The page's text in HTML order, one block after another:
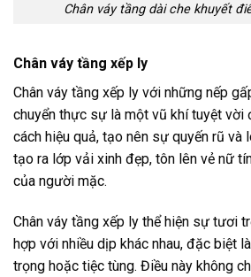
Chân váy tầng dài che khuyết
Chân váy tầng xếp ly
Chân váy tầng xếp ly với những nếp
chuyển thực sự là một vũ khí tuyệt vời
cách hiệu quả, tạo nên sự quyến rũ và
tạo ra lớp vải xinh đẹp, tôn lên vẻ nữ
của người mặc.
Chân váy tầng xếp ly thể hiện sự tươi
hợp với nhiều dịp khác nhau, đặc biệt
trọng hoặc tiệc tùng. Điều này không